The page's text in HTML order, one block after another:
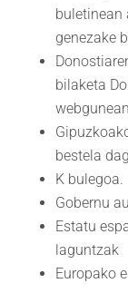
buletinean
genezake
bilaketa
bestela
K bulegoa.
Gobernu
Estatu
laguntzak
Europako